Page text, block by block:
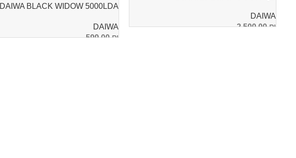
DAIWA
2,500.00₪
DAIWA BLACK WIDOW 5000LDA – רולר
DAIWA
599.00₪